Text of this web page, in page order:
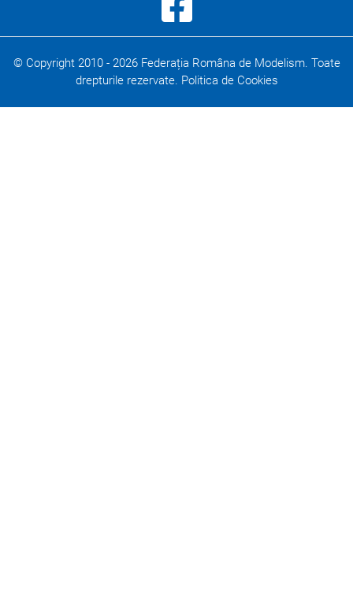
© Copyright 2010 - 2026Federația Româna de Modelism. Toate
drepturile rezervate. Politica de Cookies